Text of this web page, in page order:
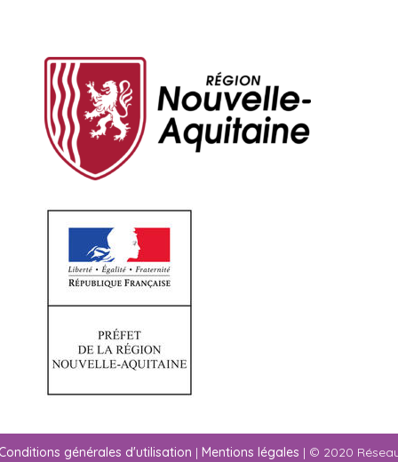
générales d'utilisation | Mentions légales | © 2020